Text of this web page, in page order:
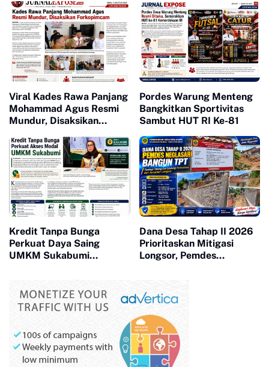
Viral Kades Rawa Panjang
Mohammad Agus Resmi
Mundur, Disaksikan
Pordes Warung Menteng
Bangkitkan Sportivitas
Sambut HUT RI Ke-81
Kredit Tanpa Bunga
Perkuat Daya Saing
UMKM Sukabumi
Dana Desa Tahap II 2026
Prioritaskan Mitigasi
Longsor, Pemdes
Warga